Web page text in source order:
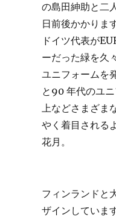
の島田紳助と二
日前後かかりま
ドイツ代表が
ーだった緑を久
ユニフォームを
と90 年代のユ
上などさまざま
やく着目される
花月。
フィンランドと
ザインしていま